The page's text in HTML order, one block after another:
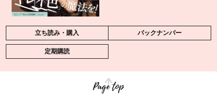
立ち読み・購入 バックナンバー
定期購読
Page top